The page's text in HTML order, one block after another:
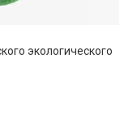
экологического